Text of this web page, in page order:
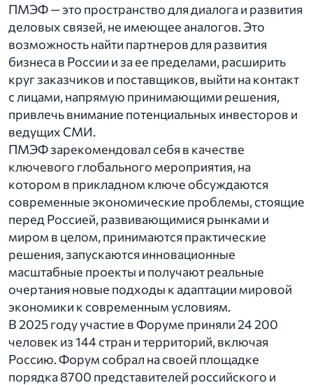
ПМЭФ — это пространство для диалога и развития
деловых связей, не имеющее аналогов. Это
возможность найти партнеров для развития
бизнеса в России и за ее пределами, расширить
круг заказчиков и поставщиков, выйти на контакт
с лицами, напрямую принимающими решения,
привлечь внимание потенциальных инвесторов и
ведущих СМИ.
ПМЭФ зарекомендовал себя в качестве
ключевого глобального мероприятия, на
котором в прикладном ключе обсуждаются
современные экономические проблемы, стоящие
перед Россией, развивающимися рынками и
миром в целом, принимаются практические
решения, запускаются инновационные
масштабные проекты и получают реальные
очертания новые подходы к адаптации мировой
экономики к современным условиям.
В 2025 году участие в Форуме приняли 24 200
человек из 144 стран и территорий, включая
Россию. Форум собрал на своей площадке
порядка 8700 представителей российского и